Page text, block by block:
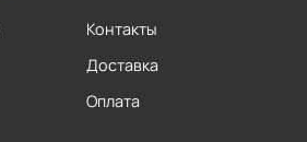
Контакты
Доставка
Оплата